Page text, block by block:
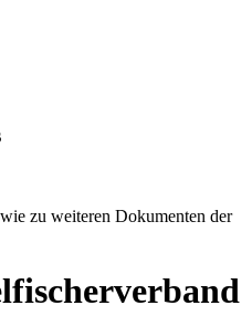
zu weiteren Dokumenten der